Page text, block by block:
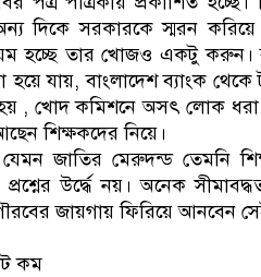
দিকে সরকারকে স্মরন করিয়ে
হচ্ছে তার খোজও একটু করুন।
যায়, বাংলাদেশ ব্যাংক
হয় , খোদ কমিশনে অসৎ লোক
শিক্ষকদের নিয়ে।
জাতির মেরুদন্ড তেমনি
উর্দ্ধে নয়। অনেক
জায়গায় ফিরিয়ে আনবেন
কম